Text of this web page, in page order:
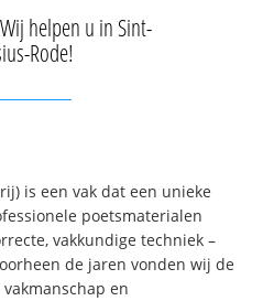
helpen u in Sint-
Rode!
is een vak dat een unieke
poetsmaterialen
vakkundige techniek –
de jaren vonden wij de
en